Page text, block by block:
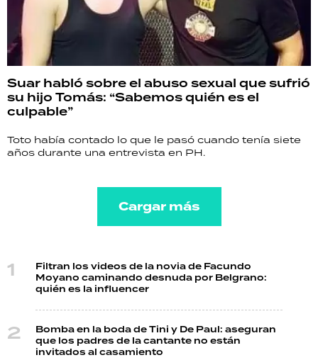
Suar habló sobre el abuso sexual que sufrió
su hijo Tomás: “Sabemos quién es el
culpable”
Toto había contado lo que le pasó cuando tenía siete
años durante una entrevista en PH.
Cargar más
Filtran los videos de la novia de Facundo
Moyano caminando desnuda por Belgrano:
quién es la influencer
Bomba en la boda de Tini y De Paul: aseguran
que los padres de la cantante no están
invitados al casamiento